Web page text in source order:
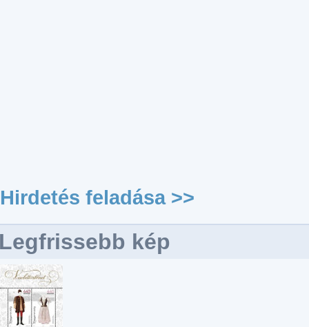
Hirdetés feladása >>
kép